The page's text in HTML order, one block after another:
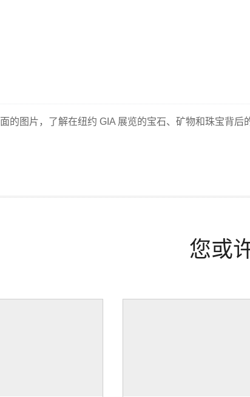
的图片，了解在纽约 GIA 展览的宝石、矿物和珠宝背后
您或